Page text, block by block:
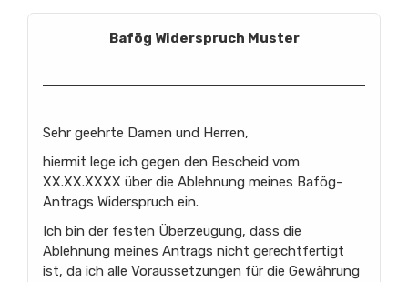
Bafög Widerspruch Muster
Sehr geehrte Damen und Herren,
hiermit lege ich gegen den Bescheid vom
XX.XX.XXXX über die Ablehnung meines Bafög-
Antrags Widerspruch ein.
Ich bin der festen Überzeugung, dass die
Ablehnung meines Antrags nicht gerechtfertigt
ist, da ich alle Voraussetzungen für die Gewährung